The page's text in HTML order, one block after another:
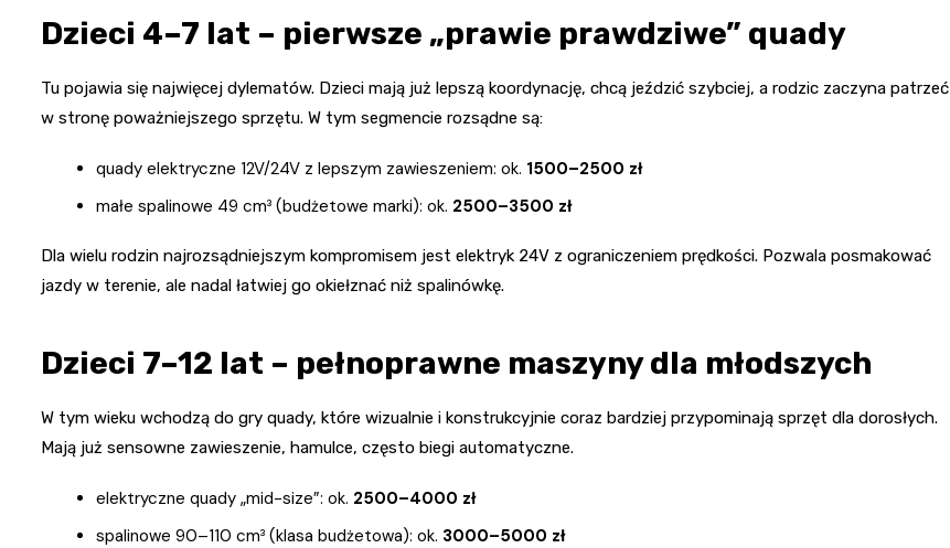
Dzieci 4–7 lat – pierwsze „prawie prawdziwe” quady
Tu pojawia się najwięcej dylematów. Dzieci mają już lepszą koordynację, chcą jeździć szybciej, a rodzic zaczyna patrzeć
w stronę poważniejszego sprzętu. W tym segmencie rozsądne są:
quady elektryczne 12V/24V z lepszym zawieszeniem: ok. 1500–2500 zł
małe spalinowe 49 cm³ (budżetowe marki): ok. 2500–3500 zł
Dla wielu rodzin najrozsądniejszym kompromisem jest elektryk 24V z ograniczeniem prędkości. Pozwala posmakować
jazdy w terenie, ale nadal łatwiej go okiełznać niż spalinówkę.
Dzieci 7–12 lat – pełnoprawne maszyny dla młodszych
W tym wieku wchodzą do gry quady, które wizualnie i konstrukcyjnie coraz bardziej przypominają sprzęt dla dorosłych.
Mają już sensowne zawieszenie, hamulce, często biegi automatyczne.
elektryczne quady „mid-size”: ok. 2500–4000 zł
spalinowe 90–110 cm³ (klasa budżetowa): ok. 3000–5000 zł